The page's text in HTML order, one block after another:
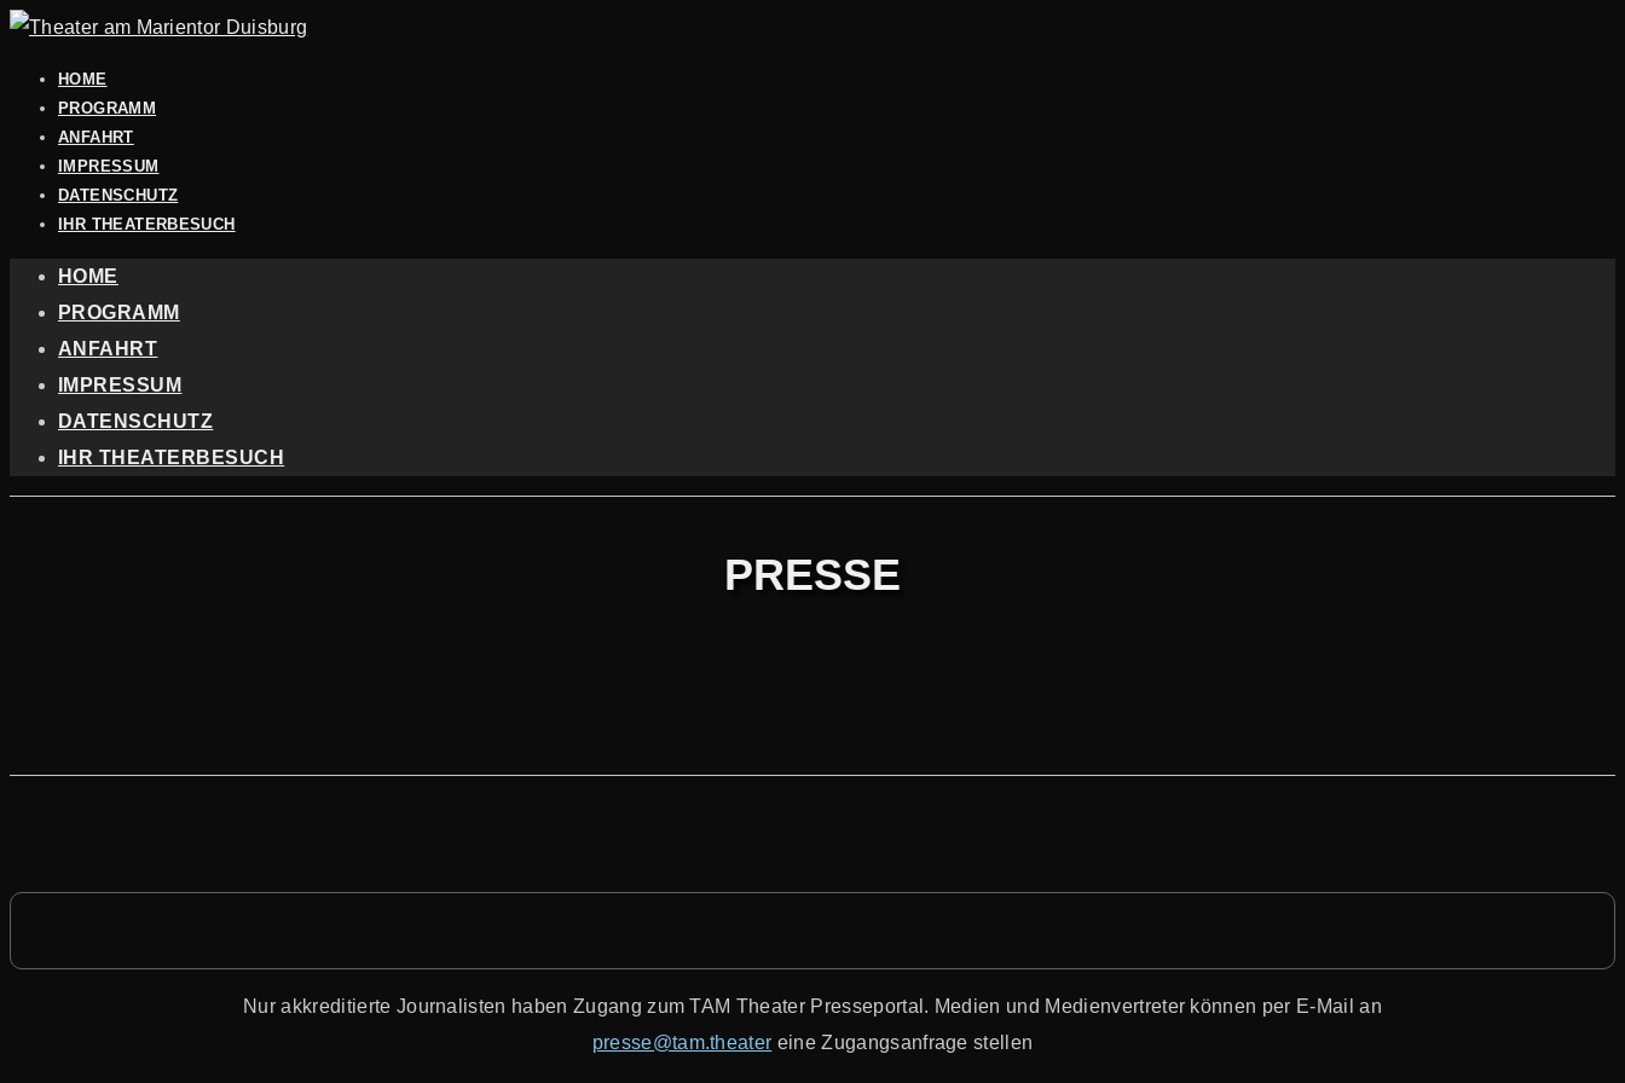
HOME
PROGRAMM
ANFAHRT
IMPRESSUM
DATENSCHUTZ
IHR THEATERBESUCH
HOME
PROGRAMM
ANFAHRT
IMPRESSUM
DATENSCHUTZ
IHR THEATERBESUCH
PRESSE
Nur akkreditierte Journalisten haben Zugang zum TAM Theater Presseportal. Medien und Medienvertreter können per E-Mail an
presse@tam.theater eine Zugangsanfrage stellen